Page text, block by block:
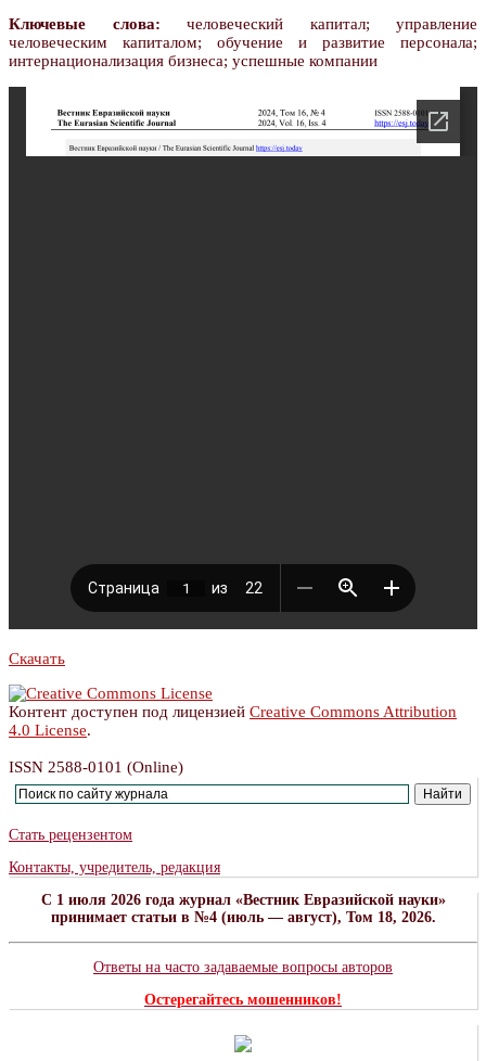
Ключевые слова: человеческий капитал; управление
человеческим капиталом; обучение и развитие персонала;
интернационализация бизнеса; успешные компании
Скачать
Контент доступен под лицензией Creative Commons Attribution
4.0 License.
ISSN 2588-0101 (Online)
Стать рецензентом
Контакты, учредитель, редакция
C 1 июля 2026 года журнал «Вестник Евразийской науки»
принимает статьи в №4 (июль — август), Том 18, 2026.
Ответы на часто задаваемые вопросы авторов
Остерегайтесь мошенников!